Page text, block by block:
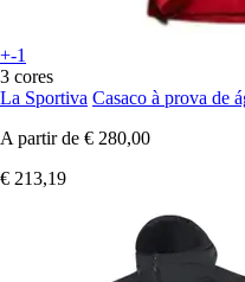
+-1
3 cores
La Sportiva Casaco à prova de
A partir de € 280,00
€ 213,19